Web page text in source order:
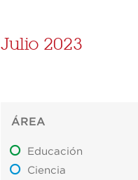
Julio 2023
ÁREA
Educación
Ciencia